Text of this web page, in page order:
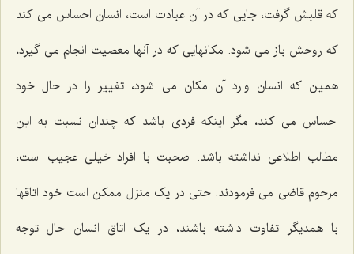
که قلبش گرفت، جایی که در آن عبادت است، انسان احساس می کند
که روحش باز می شود. مکانهایی که در آنها معصیت انجام می گیرد،
همین که انسان وارد آن مکان می شود، تغییر را در حال خود
احساس می کند، مگر اینکه فردی باشد که چندان نسبت به این
مطالب اطلاعی نداشته باشد. صحبت با افراد خیلی عجیب است،
مرحوم قاضی می فرمودند: حتی در یک منزل ممکن است خود اتاقها
با همدیگر تفاوت داشته باشند، در یک اتاق انسان حال توجه